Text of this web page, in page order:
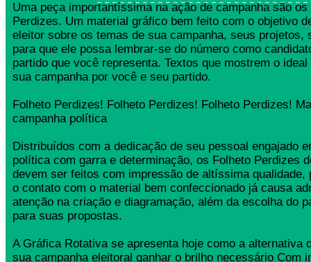
Uma peça importantíssima na ação de campanha são os
Perdizes. Um material gráfico bem feito com o objetivo
eleitor sobre os temas de sua campanha, seus projetos,
para que ele possa lembrar-se do número como
partido que você representa. Textos que mostrem o ideal
sua campanha por você e seu partido.
Folheto Perdizes! Folheto Perdizes! Folheto Perdizes!
campanha política
Distribuídos com a dedicação de seu pessoal engajado
política com garra e determinação, os Folheto Perdizes
devem ser feitos com impressão de altíssima qualidade,
o contato com o material bem confeccionado já causa
atenção na criação e diagramação, além da escolha do
para suas propostas.
A Gráfica Rotativa se apresenta hoje como a alternativa
sua campanha eleitoral ganhar o brilho necessário Com